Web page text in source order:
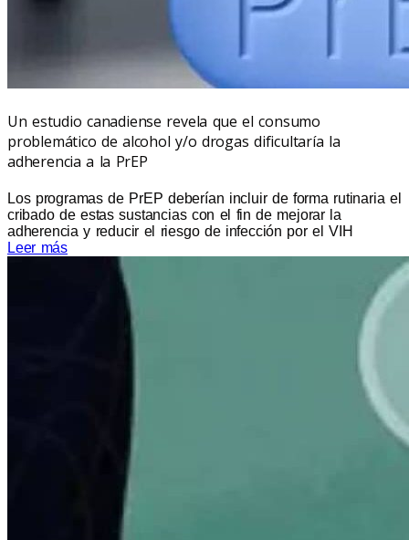
Un estudio canadiense revela que el consumo
problemático de alcohol y/o drogas dificultaría la
adherencia a la PrEP
Los programas de PrEP deberían incluir de forma rutinaria el
cribado de estas sustancias con el fin de mejorar la
adherencia y reducir el riesgo de infección por el VIH
Leer más